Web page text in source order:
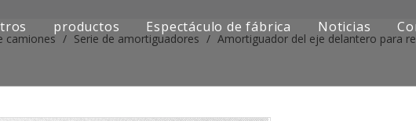
productos Espectáculo de fábrica Noticias
camiones / Serie de amortiguadores / Amortiguador del eje delantero para